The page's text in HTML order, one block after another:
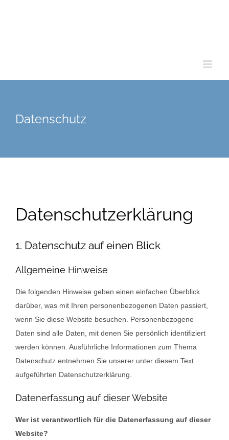
Datenschutz
Datenschutz­erklärung
1. Datenschutz auf einen Blick
Allgemeine Hinweise
Die folgenden Hinweise geben einen einfachen Überblick
darüber, was mit Ihren personenbezogenen Daten passiert,
wenn Sie diese Website besuchen. Personenbezogene
Daten sind alle Daten, mit denen Sie persönlich identifiziert
werden können. Ausführliche Informationen zum Thema
Datenschutz entnehmen Sie unserer unter diesem Text
aufgeführten Datenschutzerklärung.
Datenerfassung auf dieser Website
Wer ist verantwortlich für die Datenerfassung auf dieser
Website?